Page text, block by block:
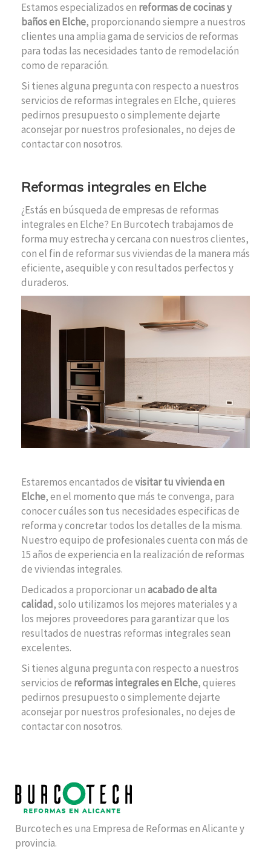
Burcotech es una Empresa de Reformas en Alicante y
provincia.
Estamos especializados en reformas de cocinas y
baños en Elche, proporcionando siempre a nuestros
clientes una amplia gama de servicios de reformas
para todas las necesidades tanto de remodelación
como de reparación.
Si tienes alguna pregunta con respecto a nuestros
servicios de reformas integrales en Elche, quieres
pedirnos presupuesto o simplemente dejarte
aconsejar por nuestros profesionales, no dejes de
contactar con nosotros.
Reformas integrales en Elche
¿Estás en búsqueda de empresas de reformas
integrales en Elche? En Burcotech trabajamos de
forma muy estrecha y cercana con nuestros clientes,
con el fin de reformar sus viviendas de la manera más
eficiente, asequible y con resultados perfectos y
duraderos.
Estaremos encantados devisitar tu vivienda en
Elche, en el momento que más te convenga, para
conocer cuáles son tus necesidades especificas de
reforma y concretar todos los detalles de la misma.
Nuestro equipo de profesionales cuenta con más de
15 años de experiencia en la realización de reformas
de viviendas integrales.
Dedicados a proporcionar unacabado de alta
calidad, solo utilizamos los mejores materiales y a
los mejores proveedores para garantizar que los
resultados de nuestras reformas integrales sean
excelentes.
Si tienes alguna pregunta con respecto a nuestros
servicios de reformas integrales en Elche, quieres
pedirnos presupuesto o simplemente dejarte
aconsejar por nuestros profesionales, no dejes de
contactar con nosotros.